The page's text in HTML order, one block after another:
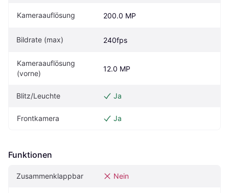
Kameraauflösung 200.0 MP
Bildrate (max) 240fps
Kameraauflösung
(vorne)
12.0 MP
Blitz/Leuchte Ja
Frontkamera Ja
Funktionen
Zusammenklappbar Nein